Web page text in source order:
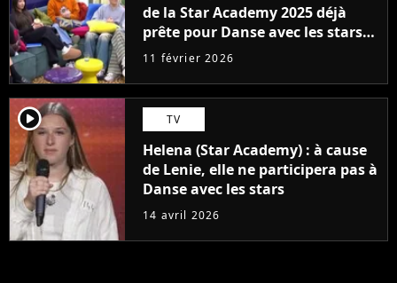
de la Star Academy 2025 déjà
prête pour Danse avec les stars
2027
11 février 2026
player2 TV
Helena (Star Academy) : à cause
de Lenie, elle ne participera pas à
Danse avec les stars
14 avril 2026